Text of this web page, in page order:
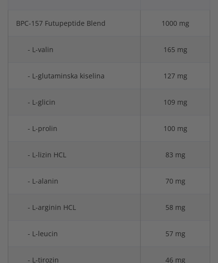
BPC-157 Futupeptide Blend 1000 mg
- L-valin 165 mg
- L-glutaminska kiselina 127 mg
- L-glicin 109 mg
- L-prolin 100 mg
- L-lizin HCL 83 mg
- L-alanin 70 mg
- L-arginin HCL 58 mg
- L-leucin 57 mg
- L-tirozin 46 mg